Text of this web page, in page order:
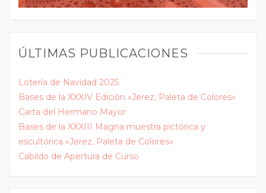
ÚLTIMAS PUBLICACIONES
Lotería de Navidad 2025
Bases de la XXXIV Edición «Jerez, Paleta de Colores»
Carta del Hermano Mayor
Bases de la XXXIII Magna muestra pictórica y
escultórica «Jerez, Paleta de Colores»
Cabildo de Apertura de Curso